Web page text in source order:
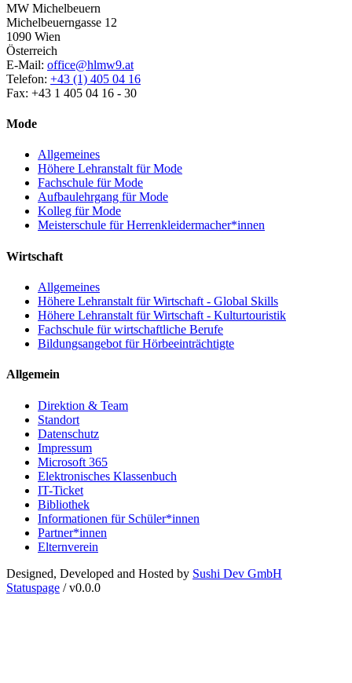
MW Michelbeuern
Michelbeuerngasse 12
1090 Wien
Österreich
E-Mail: office@hlmw9.at
Telefon: +43 (1) 405 04 16
Fax: +43 1 405 04 16 - 30
Mode
Allgemeines
Höhere Lehranstalt für Mode
Fachschule für Mode
Aufbaulehrgang für Mode
Kolleg für Mode
Meisterschule für Herrenkleidermacher*innen
Wirtschaft
Allgemeines
Höhere Lehranstalt für Wirtschaft - Global Skills
Höhere Lehranstalt für Wirtschaft - Kulturtouristik
Fachschule für wirtschaftliche Berufe
Bildungsangebot für Hörbeeinträchtigte
Allgemein
Direktion & Team
Standort
Datenschutz
Impressum
Microsoft 365
Elektronisches Klassenbuch
IT-Ticket
Bibliothek
Informationen für Schüler*innen
Partner*innen
Elternverein
Designed, Developed and Hosted by Sushi Dev GmbH
Statuspage / v0.0.0